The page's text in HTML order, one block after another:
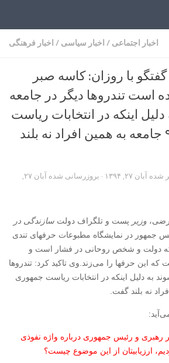
اخبار اجتماعی / اخبار سیاسی / اخبار فرهنگی
با روزان: کاسه صبر
است تندروها دیگر در جامعه
اینکه در انتخابات ریاست
جمهوری سال ۹۲ جامعه به همین افراد نه بلند
شده آبان ۲۷, ۱۳۹۴ · بروزرسانی شده
آبان ۲۷,
وزیر پست و تلگراف دولت سازندگی در
جمهور در نمایشگاه مطبوعات حرفهای تندی
که دولت و شخص روحانی در فشار است و
این حرفها را می‌زند.وی تاکید کرد: تندروها
به دلیل اینکه در انتخابات ریاست جمهوری
رهبری و رئیس ‌جمهوری درباره واژه نفوذی
ارزیابیتان از این موضوع چیست؟